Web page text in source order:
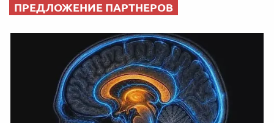
ПРЕДЛОЖЕНИЕ ПАРТНЕРОВ